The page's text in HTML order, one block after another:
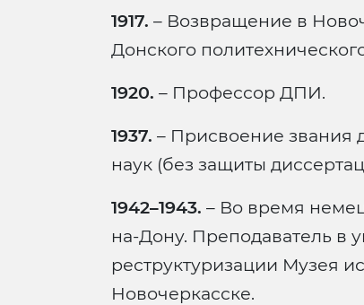
1917. – Возвращение в
Донского
1920. – Профессор ДПИ.
1937. – Присвоение звания
наук (без защиты
1942–1943. – Во время
на-Дону. Преподаватель в
реструктуризации Музея
Новочеркасске.